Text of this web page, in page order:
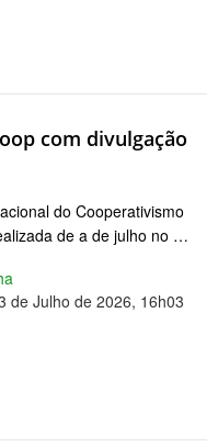
com divulgação
do Cooperativismo
de a de julho no …
de Julho de 2026, 16h03